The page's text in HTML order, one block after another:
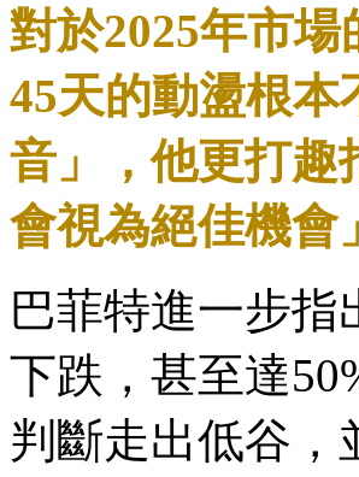
對於2025年市
45天的動盪根
音」，他更打趣
會視為絕佳機會
巴菲特進一步
下跌，甚至達
判斷走出低谷，